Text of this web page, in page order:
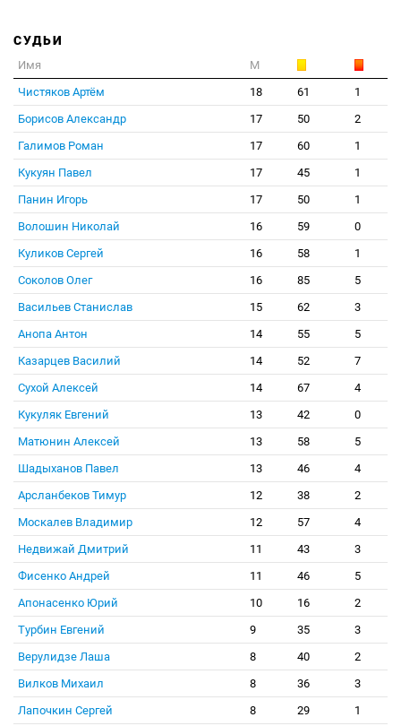
СУДЬИ
Имя
М
Чистяков Артём
18 61
1
Борисов Александр
17 50
2
Галимов Роман
17 60
1
Кукуян Павел
17 45
1
Панин Игорь
17 50
1
Волошин Николай
16 59
0
Куликов Сергей
16 58
1
Соколов Олег
16 85
5
Васильев Станислав
15 62
3
Анопа Антон
14 55
5
Казарцев Василий
14 52
7
Сухой Алексей
14 67
4
Кукуляк Евгений
13 42
0
Матюнин Алексей
13 58
5
Шадыханов Павел
13 46
4
Арсланбеков Тимур
12 38
2
Москалев Владимир
12 57
4
Недвижай Дмитрий
11 43
3
Фисенко Андрей
11 46
5
Апонасенко Юрий
10 16
2
Турбин Евгений
9 35
3
Верулидзе Лаша
8 40
2
Вилков Михаил
8 36
3
Лапочкин Сергей
8 29
1